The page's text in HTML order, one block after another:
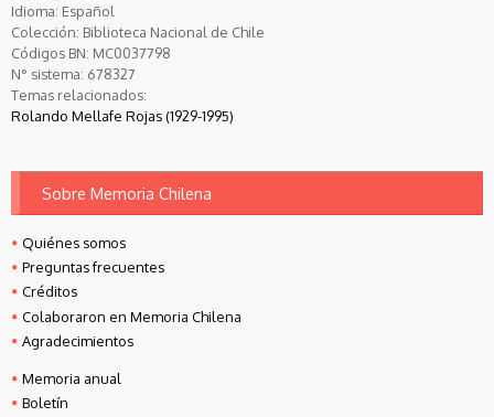
Idioma: Español
Colección: Biblioteca Nacional de Chile
Códigos BN: MC0037798
N° sistema: 678327
Temas relacionados:
Rolando Mellafe Rojas (1929-1995)
Sobre Memoria Chilena
Quiénes somos
Preguntas frecuentes
Créditos
Colaboraron en Memoria Chilena
Agradecimientos
Memoria anual
Boletín